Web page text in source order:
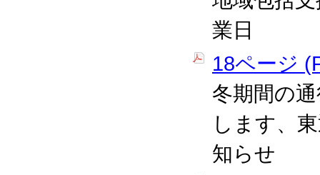
業日
18ページ
冬期間の
します、
知らせ